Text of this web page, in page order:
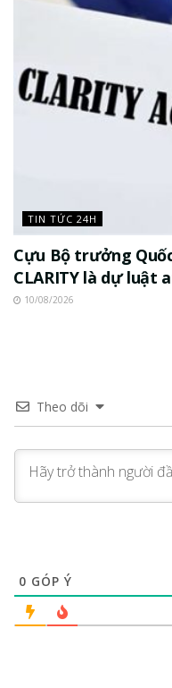
TIN TỨC 24H
Cựu Bộ trưởng
CLARITY là dự luật
10/08/2026
Theo dõi
0 GÓP Ý